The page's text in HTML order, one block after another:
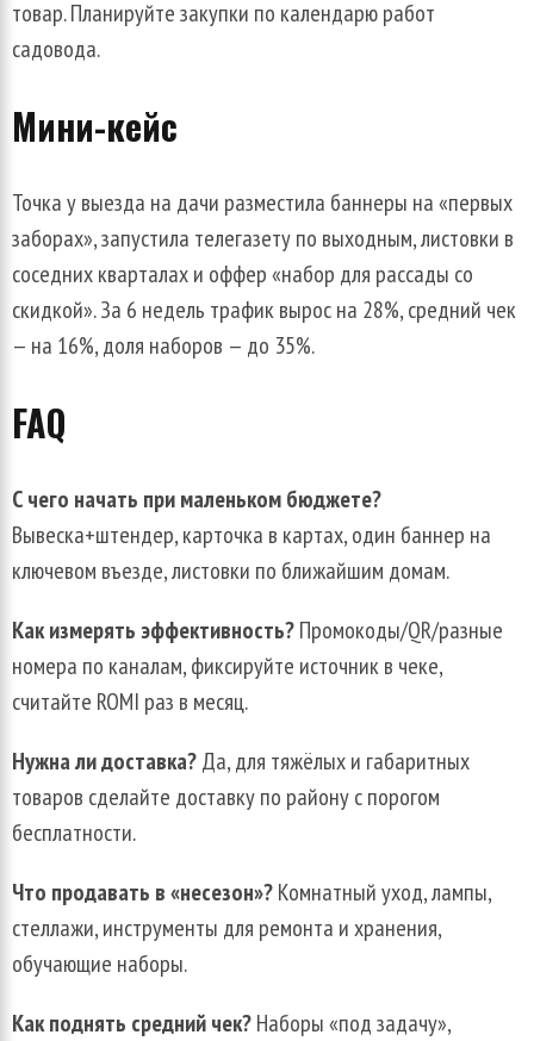
товар. Планируйте закупки по календарю работ
садовода.
Мини-кейс
Точка у выезда на дачи разместила баннеры на «первых
заборах», запустила телегазету по выходным, листовки в
соседних кварталах и оффер «набор для рассады со
скидкой». За 6 недель трафик вырос на 28%, средний чек
— на 16%, доля наборов — до 35%.
FAQ
С чего начать при маленьком бюджете?
Вывеска+штендер, карточка в картах, один баннер на
ключевом въезде, листовки по ближайшим домам.
Как измерять эффективность?Промокоды/QR/разные
номера по каналам, фиксируйте источник в чеке,
считайте ROMI раз в месяц.
Нужна ли доставка?Да, для тяжёлых и габаритных
товаров сделайте доставку по району с порогом
бесплатности.
Что продавать в «несезон»?Комнатный уход, лампы,
стеллажи, инструменты для ремонта и хранения,
обучающие наборы.
Как поднять средний чек?Наборы «под задачу»,